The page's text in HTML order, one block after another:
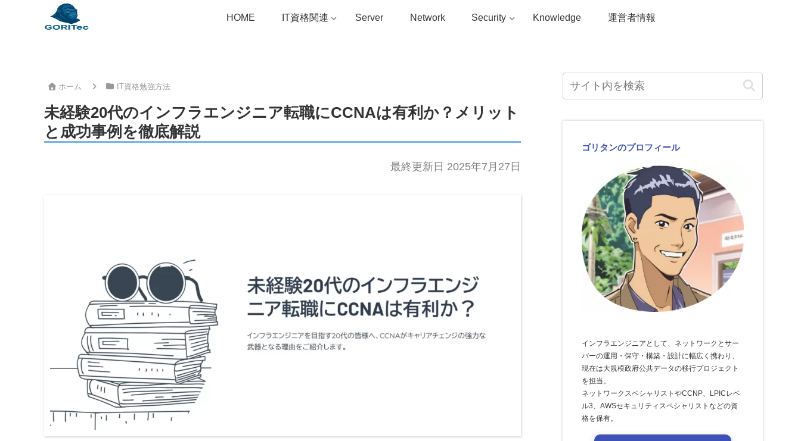
HOME IT資格関連 Server Network Security Knowledge 運営者情報
ホーム IT資格勉強方法
未経験20代のインフラエンジニア転職にCCNAは有利か？メリット
と成功事例を徹底解説
最終更新日 2025年7月27日
ゴリタンのプロフィール
インフラエンジニアとして、ネットワークとサー
バーの運用・保守・構築・設計に幅広く携わり、
現在は大規模政府公共データの移行プロジェクト
を担当。
ネットワークスペシャリストやCCNP、LPICレベ
ル3、AWSセキュリティスペシャリストなどの資
格を保有。